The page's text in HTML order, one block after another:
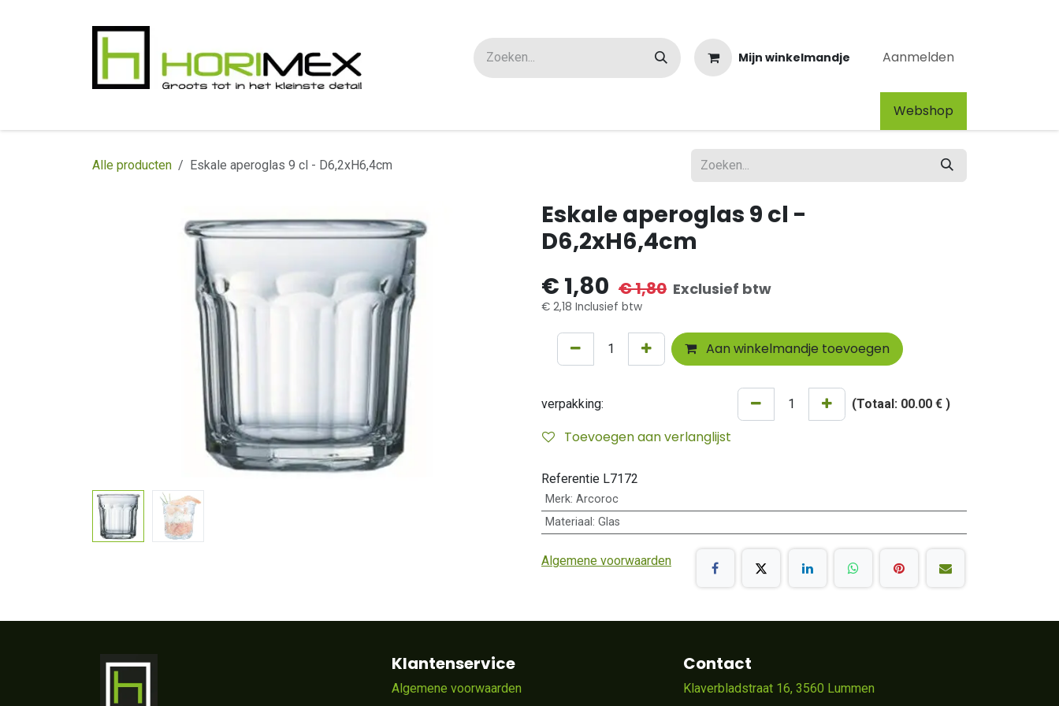
Mijn winkelmandje Aanmelden
Webshop​
Alle producten Eskale aperoglas 9 cl - D6,2xH6,4cm
Eskale aperoglas 9 cl -
D6,2xH6,4cm
€ 1,80 €1,80 Exclusief btw
€ 2,18 Inclusief btw
Aan winkelmandje toevoegen
verpakking: (Totaal: 00.00 € )
Toevoegen aan verlanglijst
Referentie L7172
Merk: Arcoroc
Materiaal : Glas
Algemene voorwaarden
Klantenservice
Algemene voorwaarden
Contact
Klaverbladstraat 16, 3560 Lummen